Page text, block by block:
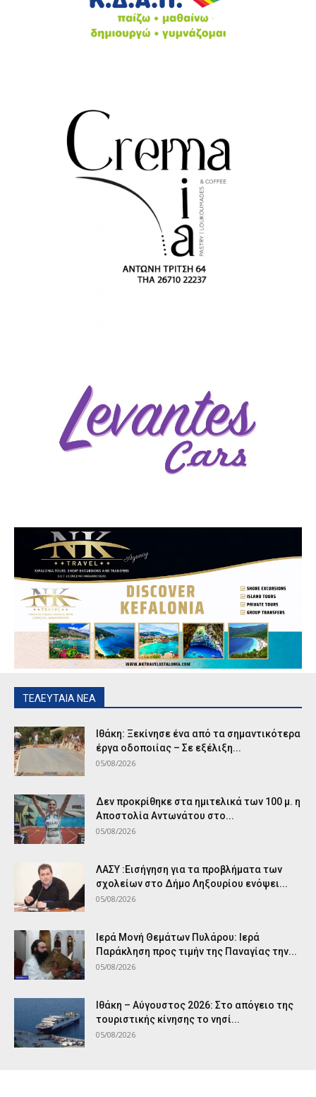
ΤΕΛΕΥΤΑΙΑ ΝΕΑ
Ιθάκη: Ξεκίνησε ένα από τα σημαντικότερα
έργα οδοποιίας – Σε εξέλιξη...
05/08/2026
Δεν προκρίθηκε στα ημιτελικά των 100 μ. η
Αποστολία Αντωνάτου στο...
05/08/2026
ΛΑΣΥ :Εισήγηση για τα προβλήματα των
σχολείων στο Δήμο Ληξουρίου ενόψει...
05/08/2026
Ιερά Μονή Θεμάτων Πυλάρου: Ιερά
Παράκληση προς τιμήν της Παναγίας την...
05/08/2026
Ιθάκη – Αύγουστος 2026: Στο απόγειο της
τουριστικής κίνησης το νησί...
05/08/2026